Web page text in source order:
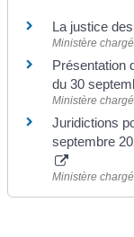
La justice
Ministère
Présentation
du 30
Ministère
Juridictions
septembre
Ministère